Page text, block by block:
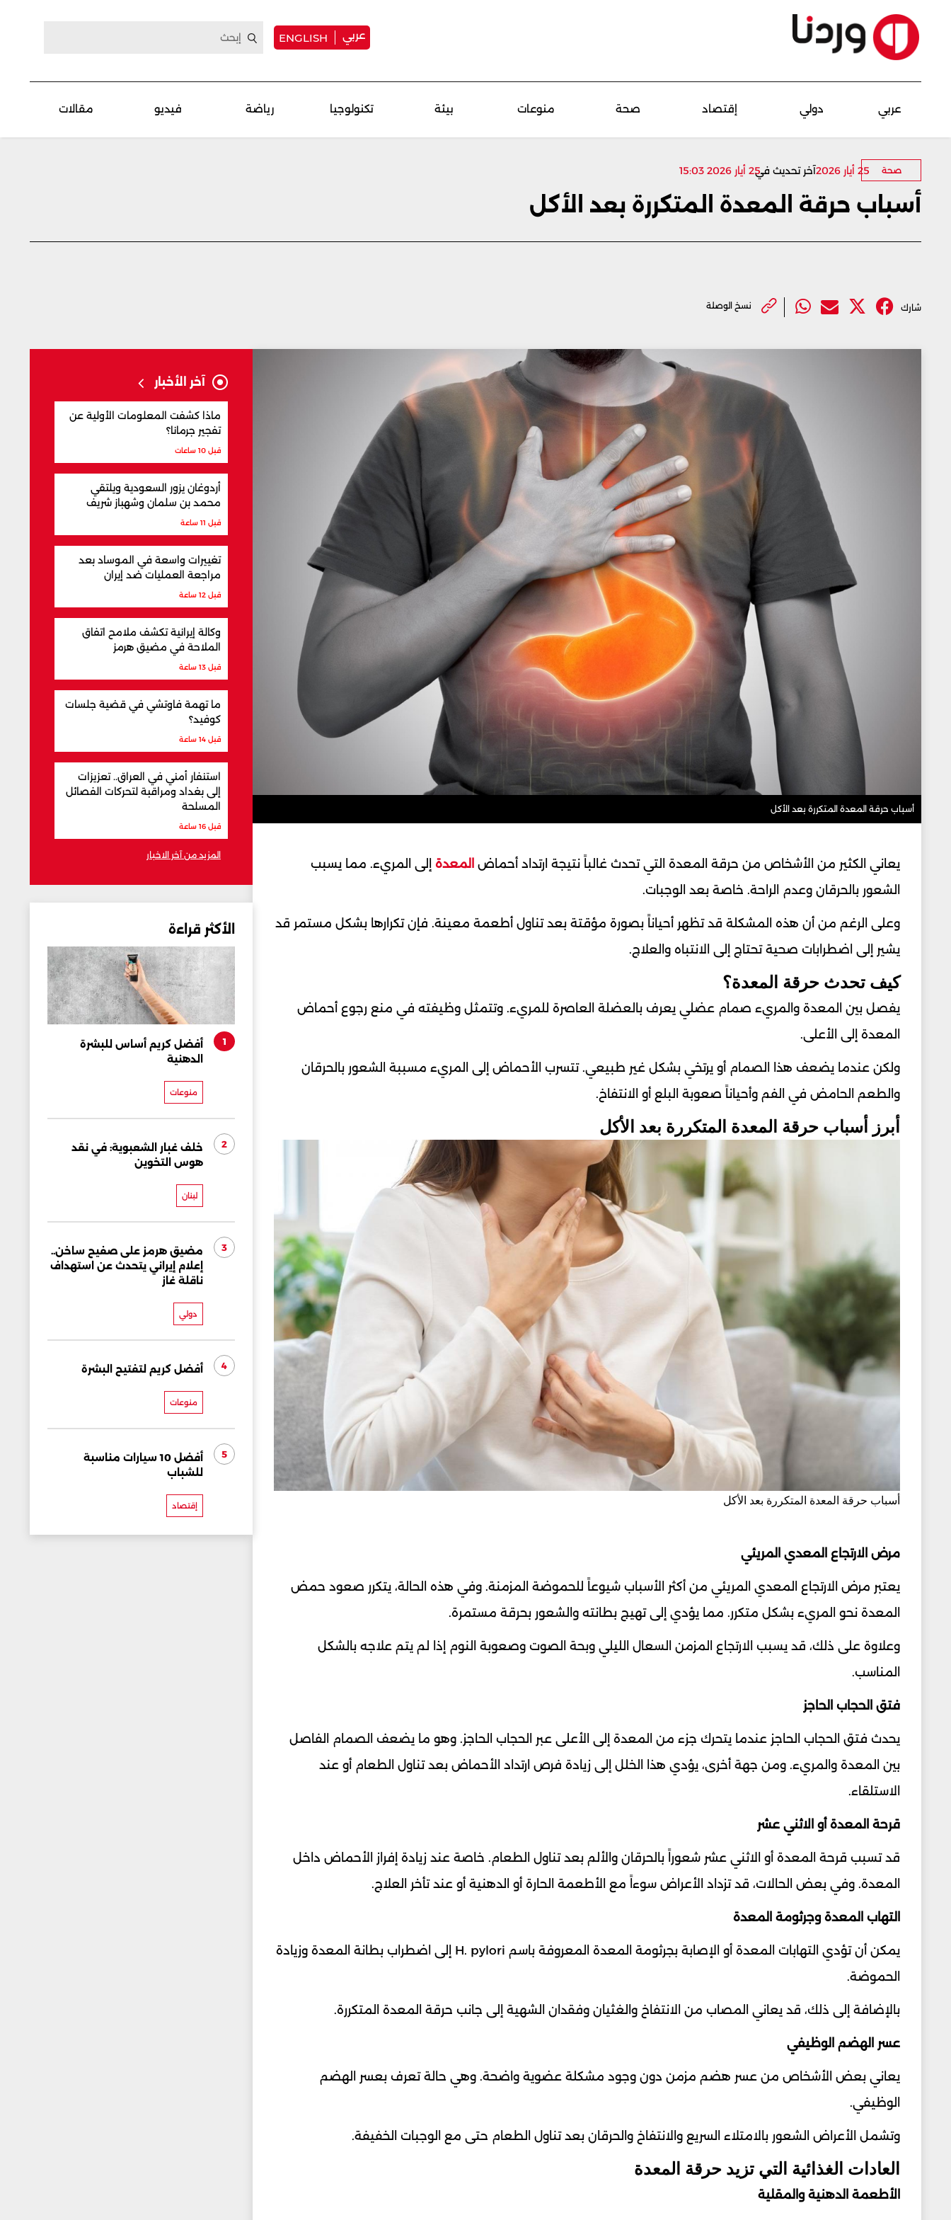
عربي ENGLISH
عربي دولي إقتصاد صحة منوعات بيئة تكنولوجيا رياضة فيديو مقالات
صحة 25 أيار 2026 آخر تحديث في
25 أيار 2026 15:03
أسباب حرقة المعدة المتكررة بعد الأكل
شارك نسخ الوصلة
أسباب حرقة المعدة المتكررة بعد الأكل
يعاني الكثير من الأشخاص من حرقة المعدة التي تحدث غالباً نتيجة ارتداد أحماض المعدة إلى المريء. مما يسبب
الشعور بالحرقان وعدم الراحة. خاصة بعد الوجبات.
وعلى الرغم من أن هذه المشكلة قد تظهر أحياناً بصورة مؤقتة بعد تناول أطعمة معينة. فإن تكرارها بشكل مستمر قد
يشير إلى اضطرابات صحية تحتاج إلى الانتباه والعلاج.
كيف تحدث حرقة المعدة؟
يفصل بين المعدة والمريء صمام عضلي يعرف بالعضلة العاصرة للمريء. وتتمثل وظيفته في منع رجوع أحماض
المعدة إلى الأعلى.
ولكن عندما يضعف هذا الصمام أو يرتخي بشكل غير طبيعي. تتسرب الأحماض إلى المريء مسببة الشعور بالحرقان
والطعم الحامض في الفم وأحياناً صعوبة البلع أو الانتفاخ.
أبرز أسباب حرقة المعدة المتكررة بعد الأكل
أسباب حرقة المعدة المتكررة بعد الأكل
مرض الارتجاع المعدي المريئي
يعتبر مرض الارتجاع المعدي المريئي من أكثر الأسباب شيوعاً للحموضة المزمنة. وفي هذه الحالة، يتكرر صعود حمض
المعدة نحو المريء بشكل متكرر. مما يؤدي إلى تهيج بطانته والشعور بحرقة مستمرة.
وعلاوة على ذلك، قد يسبب الارتجاع المزمن السعال الليلي وبحة الصوت وصعوبة النوم إذا لم يتم علاجه بالشكل
المناسب.
فتق الحجاب الحاجز
يحدث فتق الحجاب الحاجز عندما يتحرك جزء من المعدة إلى الأعلى عبر الحجاب الحاجز. وهو ما يضعف الصمام الفاصل
بين المعدة والمريء. ومن جهة أخرى، يؤدي هذا الخلل إلى زيادة فرص ارتداد الأحماض بعد تناول الطعام أو عند
الاستلقاء.
قرحة المعدة أو الاثني عشر
قد تسبب قرحة المعدة أو الاثني عشر شعوراً بالحرقان والألم بعد تناول الطعام. خاصة عند زيادة إفراز الأحماض داخل
المعدة. وفي بعض الحالات، قد تزداد الأعراض سوءاً مع الأطعمة الحارة أو الدهنية أو عند تأخر العلاج.
التهاب المعدة وجرثومة المعدة
يمكن أن تؤدي التهابات المعدة أو الإصابة بجرثومة المعدة المعروفة باسم H. pylori إلى اضطراب بطانة المعدة وزيادة
الحموضة.
بالإضافة إلى ذلك، قد يعاني المصاب من الانتفاخ والغثيان وفقدان الشهية إلى جانب حرقة المعدة المتكررة.
عسر الهضم الوظيفي
يعاني بعض الأشخاص من عسر هضم مزمن دون وجود مشكلة عضوية واضحة. وهي حالة تعرف بعسر الهضم
الوظيفي.
وتشمل الأعراض الشعور بالامتلاء السريع والانتفاخ والحرقان بعد تناول الطعام حتى مع الوجبات الخفيفة.
العادات الغذائية التي تزيد حرقة المعدة
الأطعمة الدهنية والمقلية
آخر الأخبار
ماذا كشفت المعلومات الأولية عن
تفجير جرمانا؟
قبل 10 ساعات
أردوغان يزور السعودية ويلتقي
محمد بن سلمان وشهباز شريف
قبل 11 ساعة
تغييرات واسعة في الموساد بعد
مراجعة العمليات ضد إيران
قبل 12 ساعة
وكالة إيرانية تكشف ملامح اتفاق
الملاحة في مضيق هرمز
قبل 13 ساعة
ما تهمة فاوتشي في قضية جلسات
كوفيد؟
قبل 14 ساعة
استنفار أمني في العراق.. تعزيزات
إلى بغداد ومراقبة لتحركات الفصائل
المسلحة
قبل 16 ساعة
المزيد من آخر الاخبار
الأكثر قراءة
1
أفضل كريم أساس للبشرة
الدهنية
منوعات
2
خلف غبار الشعبوية: في نقد
هوس التخوين
لبنان
3
مضيق هرمز على صفيح ساخن..
إعلام إيراني يتحدث عن استهداف
ناقلة غاز
دولي
4 أفضل كريم لتفتيح البشرة
منوعات
5
أفضل 10 سيارات مناسبة
للشباب
إقتصاد